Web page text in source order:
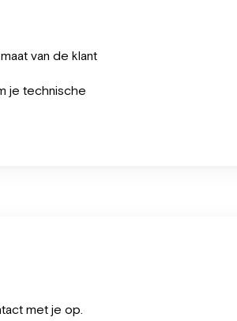
van de klant
je technische
met je op.